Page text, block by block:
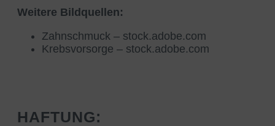
Weitere Bildquellen:
Zahnschmuck – stock.adobe.com
Krebsvorsorge – stock.adobe.com
HAFTUNG: